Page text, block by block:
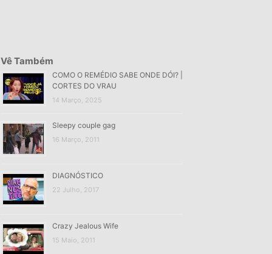
Vê Também
COMO O REMÉDIO SABE ONDE DÓI? |
CORTES DO VRAU
14 Março, 2025
Sleepy couple gag
16 Março, 2011
DIAGNÓSTICO
22 Julho, 2017
Crazy Jealous Wife
15 Maio, 2011